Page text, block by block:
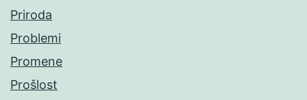
Priroda
Problemi
Promene
Prošlost